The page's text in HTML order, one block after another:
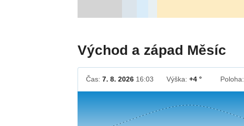
Východ a západ Měsíc
Čas:7. 8. 2026 16:03 Výška:+4 ° Poloha: